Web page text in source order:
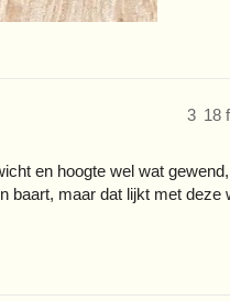
18
3
en hoogte wel wat
baart, maar dat lijkt met deze